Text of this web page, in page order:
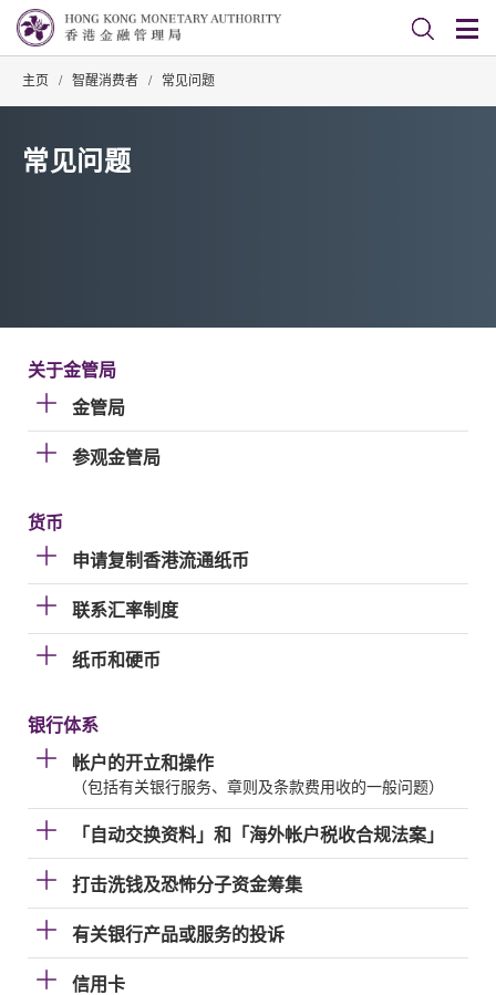
主页 / 智醒消费者 / 常见问题
常见问题
关于金管局
金管局
参观金管局
货币
申请复制香港流通纸币
联系汇率制度
纸币和硬币
银行体系
帐户的开立和操作
（包括有关银行服务、章则及条款费用收的一般问题）
「自动交换资料」和「海外帐户税收合规法案」
打击洗钱及恐怖分子资金筹集
有关银行产品或服务的投诉
信用卡